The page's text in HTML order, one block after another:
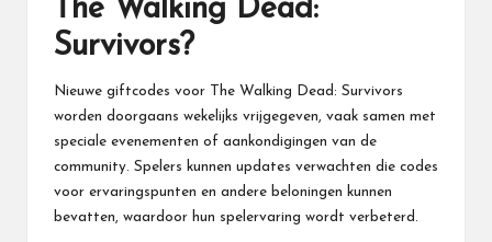
The Walking Dead:
Survivors?
Nieuwe giftcodes voor The Walking Dead: Survivors
worden doorgaans wekelijks vrijgegeven, vaak samen met
speciale evenementen of aankondigingen van de
community. Spelers kunnen updates verwachten die codes
voor ervaringspunten en andere beloningen kunnen
bevatten, waardoor hun spelervaring wordt verbeterd.